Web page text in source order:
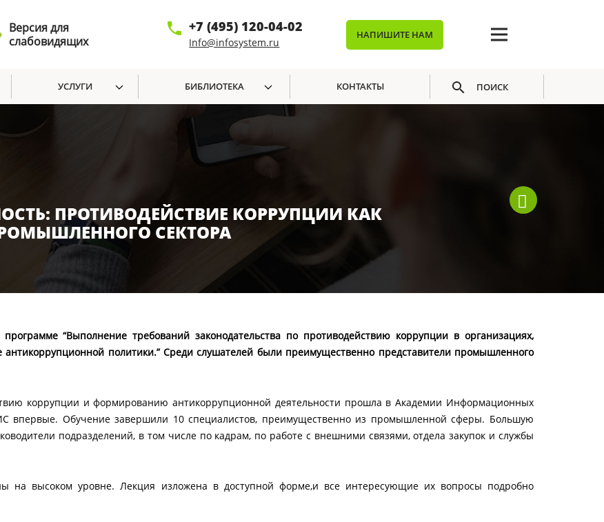
Версия для
слабовидящих
+7 (495) 120-04-02
Info@infosystem.ru
НАПИШИТЕ НАМ
УСЛУГИ БИБЛИОТЕКА КОНТАКТЫ ПОИСК
ПРОТИВОДЕЙСТВИЕ КОРРУПЦИИ КАК
СЕКТОРА
“Выполнение требований законодательства по противодействию коррупции в организациях,
политики.” Среди слушателей были преимущественно представители промышленного
коррупции и формированию антикоррупционной деятельности прошла в Академии Информационных
впервые. Обучение завершили 10 специалистов, преимущественно из промышленной сферы. Большую
подразделений, в том числе по кадрам, по работе с внешними связями, отдела закупок и службы
на высоком уровне. Лекция изложена в доступной форме,и все интересующие их вопросы подробно